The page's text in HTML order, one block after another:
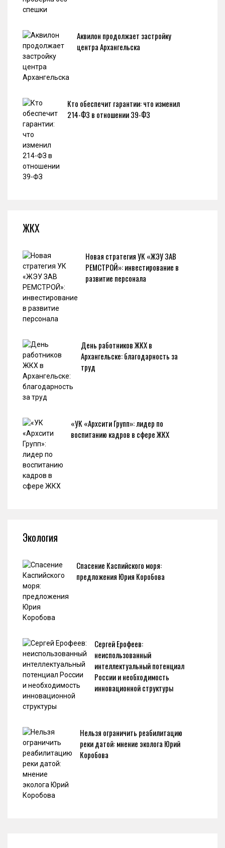
Аквилон продолжает застройку
центра Архангельска
Кто обеспечит гарантии: что изменил
214-ФЗ в отношении 39-ФЗ
ЖКХ
Новая стратегия УК «ЖЭУ ЗАВ
РЕМСТРОЙ»: инвестирование в
развитие персонала
День работников ЖКХ в
Архангельске: благодарность за
труд
«УК «Архсити Групп»: лидер по
воспитанию кадров в сфере ЖКХ
Экология
Спасение Каспийского моря:
предложения Юрия Коробова
Сергей Ерофеев:
неиспользованный
интеллектуальный потенциал
России и необходимость
инновационной структуры
Нельзя ограничить реабилитацию
реки датой: мнение эколога Юрий
Коробова